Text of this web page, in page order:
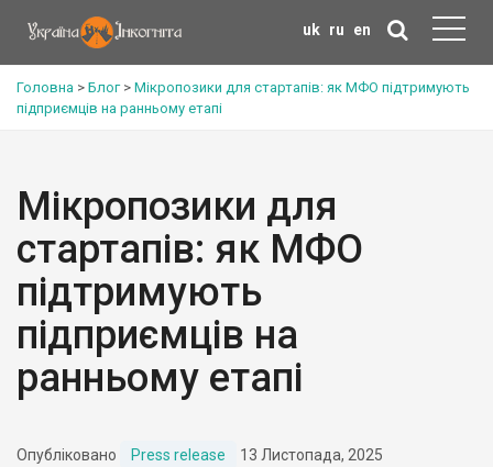
uk ru en
Головна > Блог> Мікропозики для стартапів: як МФО підтримують
підприємців на ранньому етапі
Мікропозики для
стартапів: як МФО
підтримують
підприємців на
ранньому етапі
Опубліковано Press release 13 Листопада, 2025